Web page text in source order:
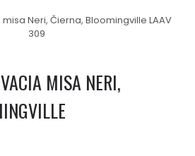
MISA NERI,